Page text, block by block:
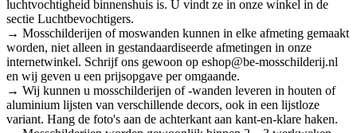
luchtvochtigheid binnenshuis is. U vindt ze in onze winkel in de
sectie Luchtbevochtigers.
→ Mosschilderijen of moswanden kunnen in elke afmeting gemaakt
worden, niet alleen in gestandaardiseerde afmetingen in onze
internetwinkel. Schrijf ons gewoon op eshop@be-mosschilderij.nl
en wij geven u een prijsopgave per omgaande.
→ Wij kunnen u mosschilderijen of -wanden leveren in houten of
aluminium lijsten van verschillende decors, ook in een lijstloze
variant. Hang de foto's aan de achterkant aan kant-en-klare haken.